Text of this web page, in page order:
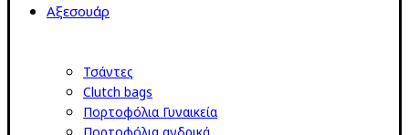
Αξεσουάρ
Τσάντες
Clutch bags
Πορτοφόλια Γυναικεία